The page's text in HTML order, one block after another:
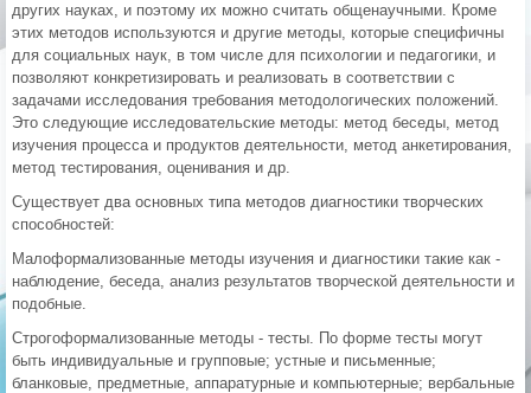
других науках, и поэтому их можно считать общенаучными. Кроме
этих методов используются и другие методы, которые специфичны
для социальных наук, в том числе для психологии и педагогики, и
позволяют конкретизировать и реализовать в соответствии с
задачами исследования требования методологических положений.
Это следующие исследовательские методы: метод беседы, метод
изучения процесса и продуктов деятельности, метод анкетирования,
метод тестирования, оценивания и др.
Существует два основных типа методов диагностики творческих
способностей:
Малоформализованные методы изучения и диагностики такие как -
наблюдение, беседа, анализ результатов творческой деятельности и
подобные.
Строгоформализованные методы - тесты. По форме тесты могут
быть индивидуальные и групповые; устные и письменные;
бланковые, предметные, аппаратурные и компьютерные; вербальные